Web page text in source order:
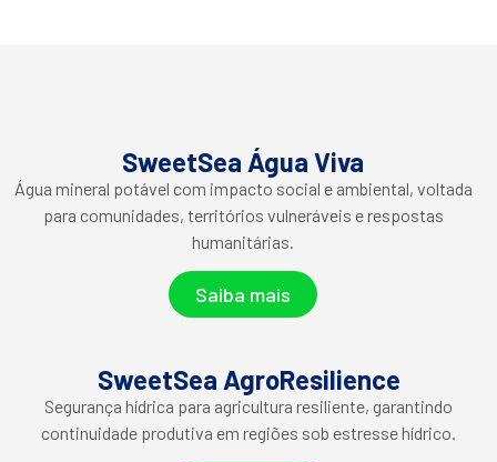
SweetSea Água Viva
Água mineral potável com impacto social e ambiental, voltada
para comunidades, territórios vulneráveis e respostas
humanitárias.
Saiba mais
SweetSea AgroResilience
Segurança hídrica para agricultura resiliente, garantindo
continuidade produtiva em regiões sob estresse hídrico.